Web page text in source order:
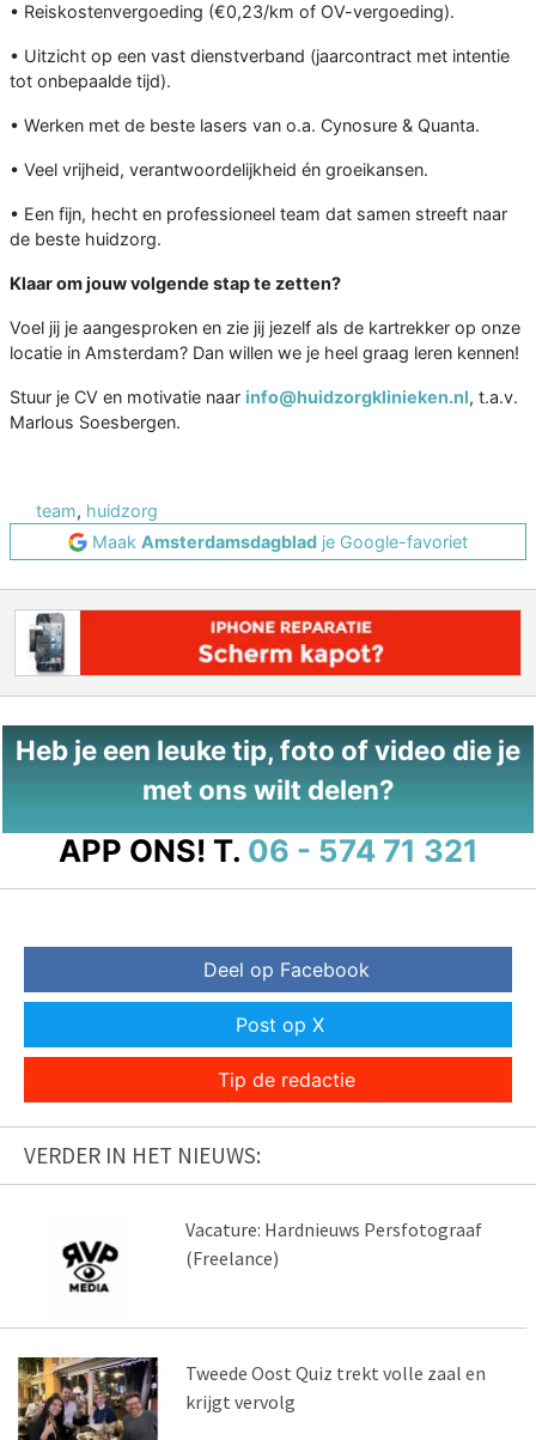
• Reiskostenvergoeding (€0,23/km of OV-vergoeding).
• Uitzicht op een vast dienstverband (jaarcontract met intentie
tot onbepaalde tijd).
• Werken met de beste lasers van o.a. Cynosure & Quanta.
• Veel vrijheid, verantwoordelijkheid én groeikansen.
• Een fijn, hecht en professioneel team dat samen streeft naar
de beste huidzorg.
Klaar om jouw volgende stap te zetten?
Voel jij je aangesproken en zie jij jezelf als de kartrekker op onze
locatie in Amsterdam? Dan willen we je heel graag leren kennen!
Stuur je CV en motivatie naar info@huidzorgklinieken.nl, t.a.v.
Marlous Soesbergen.
team, huidzorg
Maak Amsterdamsdagblad je Google-favoriet
Heb je een leuke tip, foto of video die je
met ons wilt delen?
APP ONS! T. 06 - 574 71 321
Deel op Facebook
Post op X
Tip de redactie
VERDER IN HET NIEUWS:
Vacature: Hardnieuws Persfotograaf
(Freelance)
Tweede Oost Quiz trekt volle zaal en
krijgt vervolg